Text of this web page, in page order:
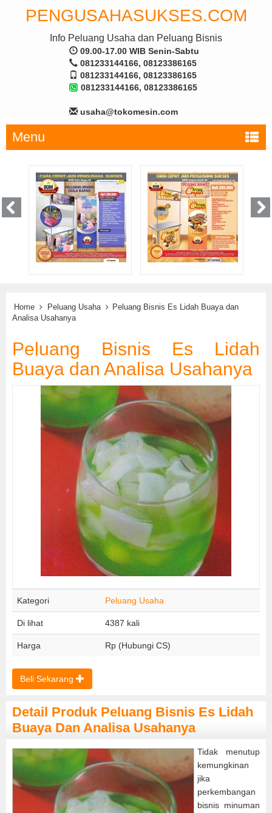
PENGUSAHASUKSES.COM
Info Peluang Usaha dan Peluang Bisnis
09.00-17.00 WIB Senin-Sabtu
081233144166, 08123386165
081233144166, 08123386165
081233144166, 08123386165
usaha@tokomesin.com
Menu
Home Peluang Usaha
Peluang Bisnis Es Lidah Buaya dan
Analisa Usahanya
Peluang Bisnis Es Lidah
Buaya dan Analisa Usahanya
Kategori Peluang Usaha
Di lihat 4387 kali
Harga Rp (Hubungi CS)
Beli Sekarang
Detail Produk Peluang Bisnis Es Lidah
Buaya Dan Analisa Usahanya
Tidak menutup
kemungkinan
jika
perkembangan
bisnis minuman